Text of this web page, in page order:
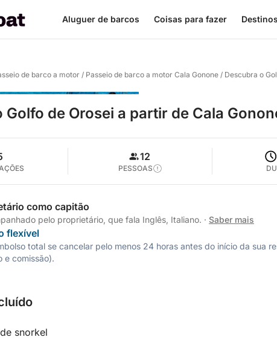
Aluguer de barcos Coisas para fazer Destinos
de barco a motor / Passeio de barco a motor Cala Gonone / Descubra o
Golfo de Orosei a partir de Cala
12
PESSOAS
como capitão
pelo proprietário, que fala Inglês, Italiano. · Saber mais
flexível
total se cancelar pelo menos 24 horas antes do início da sua
e comissão).
snorkel